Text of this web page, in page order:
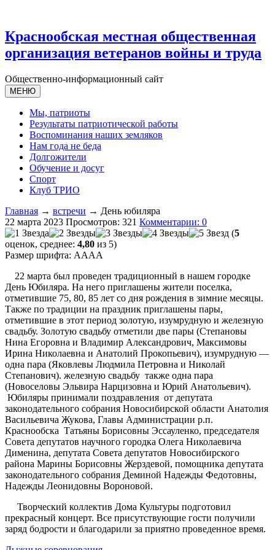
Краснообская местная общественная
организация ветеранов войны и труда
Общественно-информационный сайт
МЕНЮ
Мы, патриоты
Результаты патриотической работы
Воспоминания наших земляков
Нам года не беда
Долгожители
Обучение и досуг
Спорт
Клуб ТРИО
Главная → встречи → День юбиляра
22 марта 2023 Просмотров: 321 Комментарии: 0
(5
оценок, среднее: 4,80 из 5)
Размер шрифта: AAAA
22 марта был проведен традиционный в нашем городке
День Юбиляра. На него приглашены жители поселка,
отметившие 75, 80, 85 лет со дня рождения в зимние месяцы.
Также по традиции на праздник приглашены пары,
отметившие в этот период золотую, изумрудную и железную
свадьбу. Золотую свадьбу отметили две пары (Степановы
Нина Егоровна и Владимир Александрович, Максимовы
Ирина Николаевна и Анатолий Прокопьевич), изумрудную —
одна пара (Яковлевы Людмила Петровна и Николай
Степанович). железную свадьбу также одна пара
(Новоселовы Эльвира Нарцизовна и Юрий Анатольевич).
Юбиляры принимали поздравления от депутата
законодательного собрания Новосибирской области Анатолия
Васильевича Жукова, Главы Администрации р.п.
Краснообска Татьяны Борисовны Эссауленко, председателя
Совета депутатов научного городка Олега Николаевича
Дименина, депутата Совета депутатов Новосибирского
района Марины Борисовны Жерздевой, помощника депутата
законодательного собрания Деминой Надежды Федотовны,
Надежды Леонидовны Вороновой.
Творческий коллектив Дома Культуры подготовил
прекрасный концерт. Все присутствующие гости получили
заряд бодрости и благодарили за приятно проведенное время.